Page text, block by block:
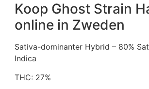
Koop Ghost Strain
online in Zweden
Sativa-dominanter Hybrid – 80%
Indica
THC: 27%